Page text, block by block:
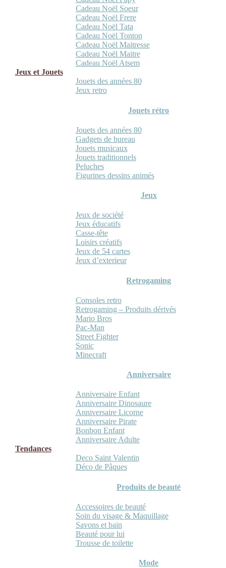
Cadeau Noël Soeur
Cadeau Noël Frere
Cadeau Noël Tata
Cadeau Noël Tonton
Cadeau Noël Maitresse
Cadeau Noël Maitre
Cadeau Noël Atsem
Jeux et Jouets
Jouets des années 80
Jeux retro
Jouets rétro
Jouets des années 80
Gadgets de bureau
Jouets musicaux
Jouets traditionnels
Peluches
Figurines dessins animés
Jeux
Jeux de société
Jeux éducatifs
Casse-tête
Loisirs créatifs
Jeux de 54 cartes
Jeux d’exterieur
Retrogaming
Consoles retro
Retrogaming – Produits dérivés
Mario Bros
Pac-Man
Street Fighter
Sonic
Minecraft
Anniversaire
Anniversaire Enfant
Anniversaire Dinosaure
Anniversaire Licorne
Anniversaire Pirate
Bonbon Enfant
Anniversaire Adulte
Tendances
Deco Saint Valentin
Déco de Pâques
Produits de beauté
Accessoires de beauté
Soin du visage & Maquillage
Savons et bain
Beauté pour lui
Trousse de toilette
Mode